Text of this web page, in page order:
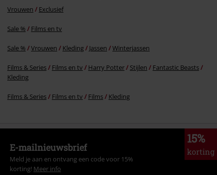
Vrouwen Exclusief
Sale % Films en tv
Sale % Vrouwen Kleding Jassen Winterjassen
Films & Series Films en tv Harry Potter Stijlen
Fantastic Beasts
Kleding
Films & Series Films en tv Films Kleding
15%
korting
E-mailnieuwsbrief
Meld je aan en ontvang een code voor 15%
korting! Meer info